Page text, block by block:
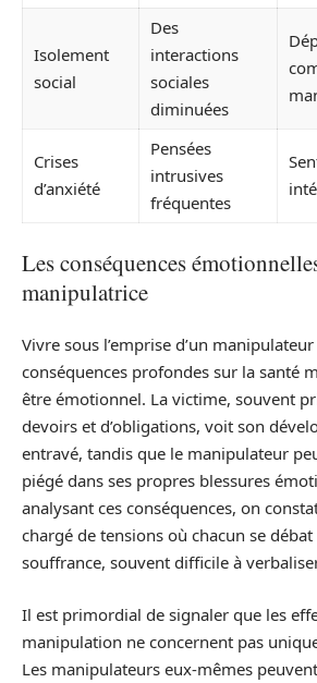
Isolement
social
Des
interactions
sociales
diminuées
Crises
d’anxiété
Pensées
intrusives
fréquentes
Les conséquences
manipulatrice
Vivre sous l’emprise d’un
conséquences profondes sur la santé
être émotionnel. La victime, souvent
devoirs et d’obligations, voit son
entravé, tandis que le manipulateur
piégé dans ses propres blessures
analysant ces conséquences, on
chargé de tensions où chacun se
souffrance, souvent difficile à
Il est primordial de signaler que les
manipulation ne concernent pas
Les manipulateurs eux-mêmes